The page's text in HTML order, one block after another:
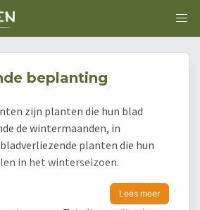
beplanting
zijn planten die hun blad
de wintermaanden, in
planten die hun
in het winterseizoen.
Lees meer